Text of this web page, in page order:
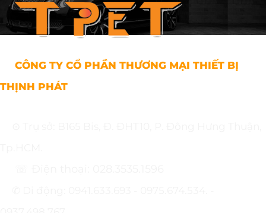
CÔNG TY CỔ PHẦN THƯƠNG MẠI THIẾT BỊ
THỊNH PHÁT